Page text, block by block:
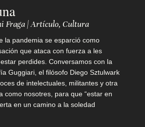
Fraga|Artículo, Cultura
la pandemia se esparció como
que ataca con fuerza a les
perdides. Conversamos con la
Guggiari, el filósofo Diego Sztulwark
de intelectuales, militantes y otra
como nosotres, para que “estar en
en un camino a la soledad